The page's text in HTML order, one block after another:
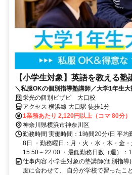
【小学生対象】英語を教える塾
＼私服OKの個別指導塾講師／大学1年生
活かそう♪教えることが好きな方歓迎！
栄光の個別ビザビ 大口校
アクセス 横浜線 大口駅 徒歩1分
1業務あたり 2,120円以上（コマ 80分）
神奈川県横浜市神奈川区
勤務時間 実働時間：1時間20分/日 平均
8日 ・勤務曜日：月・火・水・木・金
15:50～22:00 ・最低勤務日数（週）：
仕事内容 小学生対象の塾講師(個別指
度に合わせて、 自分が学校で習ったこ